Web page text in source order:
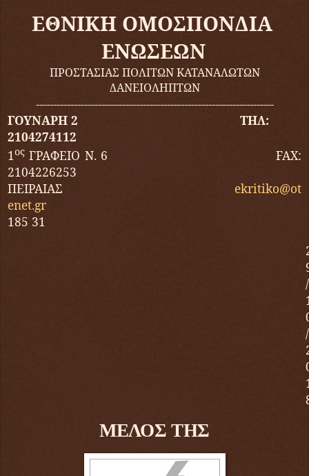
ΕΘΝΙΚΗ ΟΜΟΣΠΟΝΔΙΑ
ΕΝΩΣΕΩΝ
ΠΡΟΣΤΑΣΙΑΣ ΠΟΛΙΤΩΝ ΚΑΤΑΝΑΛΩΤΩΝ
ΔΑΝΕΙΟΛΗΠΤΩΝ
---------------------------------------------------------------------
ΓΟΥΝΑΡΗ 2 ΤΗΛ:
2104274112
1ος ΓΡΑΦΕΙΟ Ν. 6 FAX:
2104226253
ΠΕΙΡΑΙΑΣ ekritiko@ot
enet.gr
185 31
/
/
ΜΕΛΟΣ ΤΗΣ